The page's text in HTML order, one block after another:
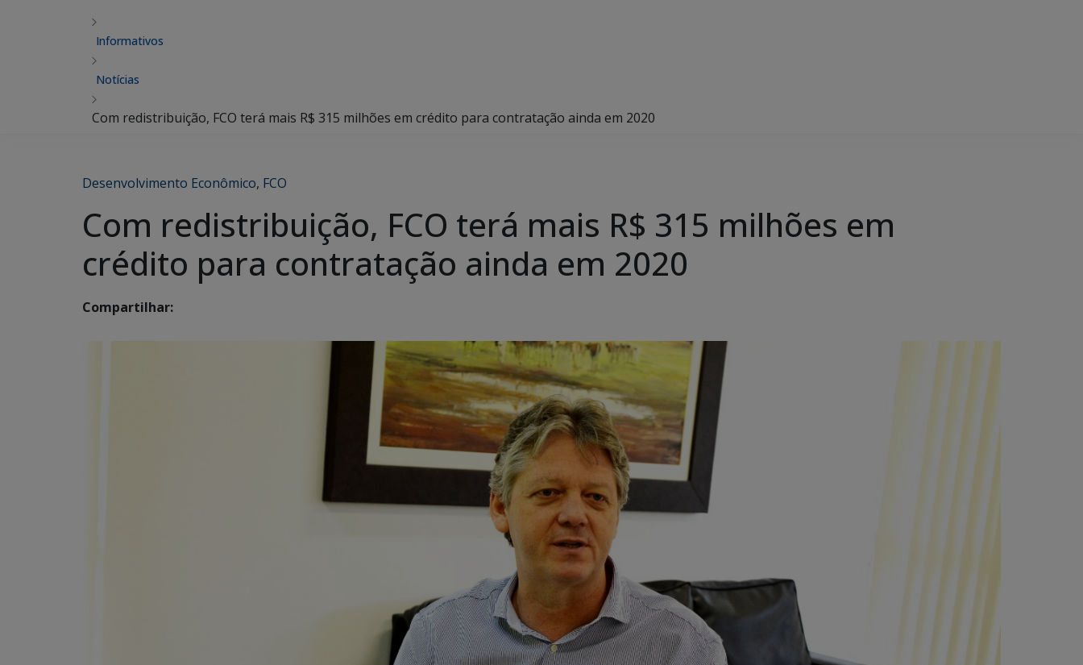
Informativos
Notícias
Com redistribuição, FCO terá mais R$ 315 milhões em crédito para contratação ainda em 2020
Desenvolvimento Econômico, FCO
Com redistribuição, FCO terá mais R$ 315 milhões em
crédito para contratação ainda em 2020
Compartilhar: